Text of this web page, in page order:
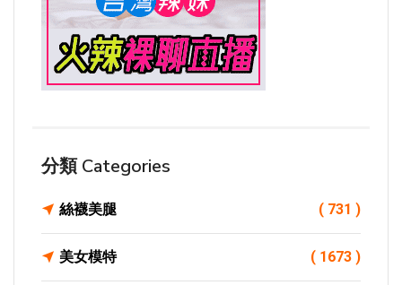
分類 Categories
絲襪美腿 ( 731 )
美女模特 ( 1673 )